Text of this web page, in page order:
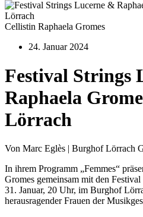
Cellistin Raphaela Gromes
24. Januar 2024
Festival Strings
Raphaela
Lörrach
Von Marc Eglès | Burghof Lörrach
In ihrem Programm „Femmes“
Gromes gemeinsam mit den
31. Januar, 20 Uhr, im Burghof
herausragender Frauen der